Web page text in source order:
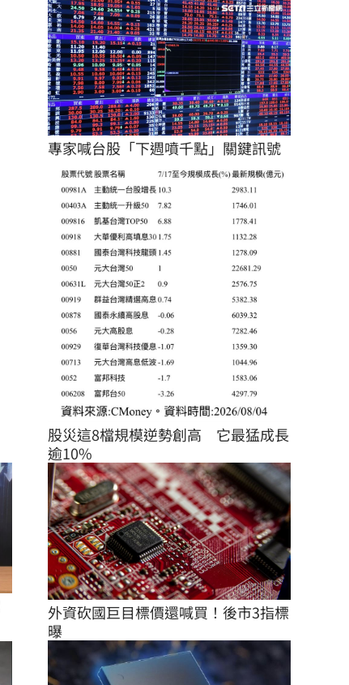
專家喊台股「下週噴千點」關鍵訊號
股災這8檔規模逆勢創高　它最猛成長
逾10%
外資砍國巨目標價還喊買！後市3指標
曝